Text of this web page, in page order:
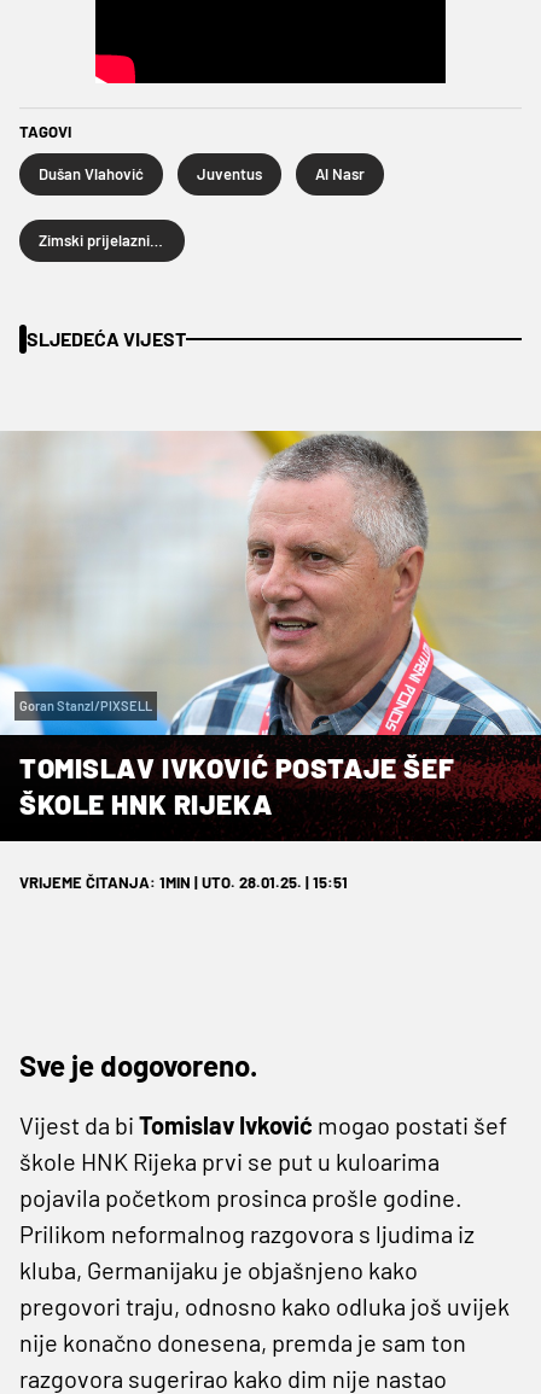
TAGOVI
Dušan Vlahović Juventus Al Nasr
SLJEDEĆA VIJEST
Goran Stanzl/PIXSELL
TOMISLAV IVKOVIĆ POSTAJE ŠEF
ŠKOLE HNK RIJEKA
VRIJEME ČITANJA: 1MIN | UTO. 28.01.25. | 15:51
Sve je dogovoreno.
Vijest da bi Tomislav Ivković mogao postati šef
škole HNK Rijeka prvi se put u kuloarima
pojavila početkom prosinca prošle godine.
Prilikom neformalnog razgovora s ljudima iz
kluba, Germanijaku je objašnjeno kako
pregovori traju, odnosno kako odluka još uvijek
nije konačno donesena, premda je sam ton
razgovora sugerirao kako dim nije nastao